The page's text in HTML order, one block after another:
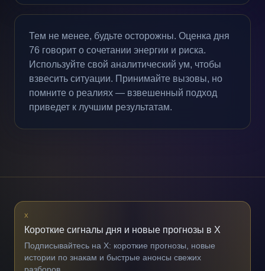
Тем не менее, будьте осторожны. Оценка дня
76 говорит о сочетании энергии и риска.
Используйте свой аналитический ум, чтобы
взвесить ситуации. Принимайте вызовы, но
помните о реалиях — взвешенный подход
приведет к лучшим результатам.
X
Короткие сигналы дня и новые прогнозы в X
Подписывайтесь на X: короткие прогнозы, новые
истории по знакам и быстрые анонсы свежих